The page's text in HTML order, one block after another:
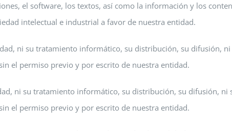
el software, los textos, así como la información y los
intelectual e industrial a favor de nuestra entidad.
ni su tratamiento informático, su distribución, su difusión,
el permiso previo y por escrito de nuestra entidad.
ni su tratamiento informático, su distribución, su difusión, ni
el permiso previo y por escrito de nuestra entidad.